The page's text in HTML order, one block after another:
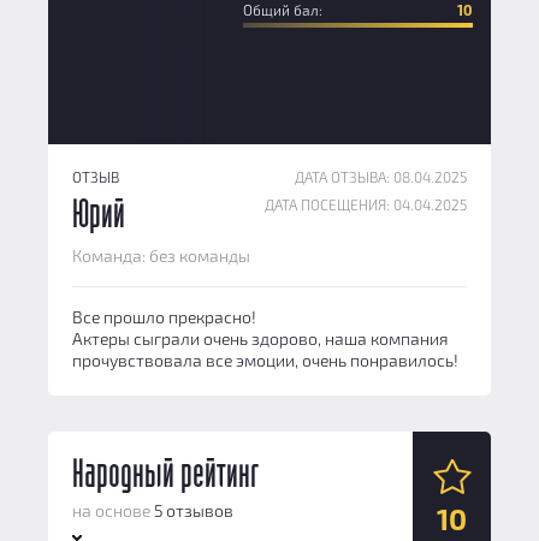
Общий бал: 10
ОТЗЫВ
ДАТА ОТЗЫВА: 08.04.2025
ДАТА ПОСЕЩЕНИЯ: 04.04.2025
Юрий
Команда: без команды
Все прошло прекрасно!
Актеры сыграли очень здорово, наша компания
прочувствовала все эмоции, очень понравилось!
Народный рейтинг
на основе 5 отзывов 10